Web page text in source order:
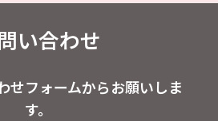
い合わせ
せフォームからお願いしま
す。